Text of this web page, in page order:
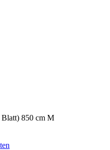
Blatt) 850 cm M